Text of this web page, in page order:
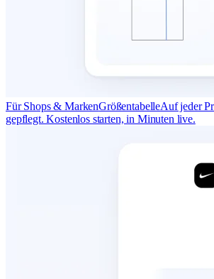
Für Shops & MarkenGrößentabelleAuf jeder
gepflegt. Kostenlos starten, in Minuten live.